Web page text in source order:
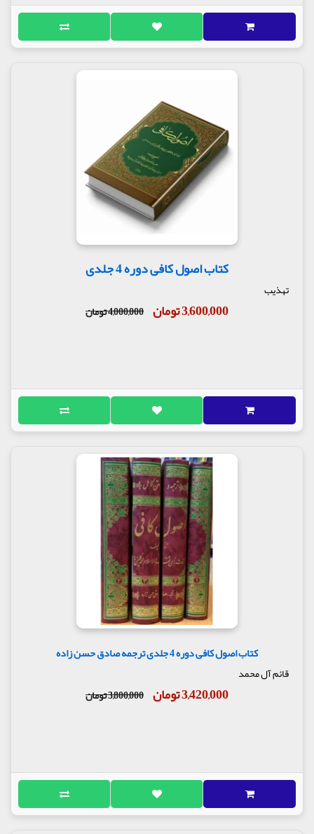
کتاب اصول کافی دوره 4 جلدی
تهذیب
3,600,000 تومان 4,000,000 تومان
کتاب اصول کافی دوره 4 جلدی ترجمه صادق حسن زاده
قائم آل محمد
3,420,000 تومان 3,800,000 تومان